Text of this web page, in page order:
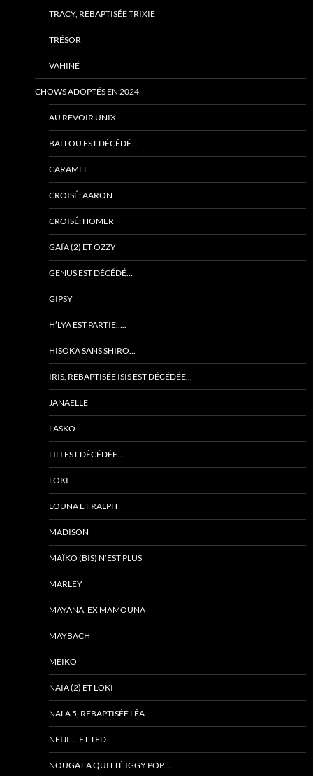
TRACY, REBAPTISÉE TRIXIE
TRÉSOR
VAHINÉ
CHOWS ADOPTÉS EN 2024
AU REVOIR UNIX
BALLOU EST DÉCÉDÉ…
CARAMEL
CROISÉ: AARON
CROISÉ: HOMER
GAÏA (2) ET OZZY
GENUS EST DÉCÉDÉ…
GIPSY
H’LYA EST PARTIE…..
HISOKA SANS SHIRO…
IRIS, REBAPTISÉE ISIS EST DÉCÉDÉE…
JANAËLLE
LASKO
LILI EST DÉCÉDÉE…
LOKI
LOUNA ET RALPH
MADISON
MAÏKO (BIS) N’EST PLUS
MARLEY
MAYANA, EX MAMOUNA
MAYBACH
MEÏKO
NAÏA (2) ET LOKI
NALA 5, REBAPTISÉE LÉA
NEIJI…. ET TED
NOUGAT A QUITTÉ IGGY POP …